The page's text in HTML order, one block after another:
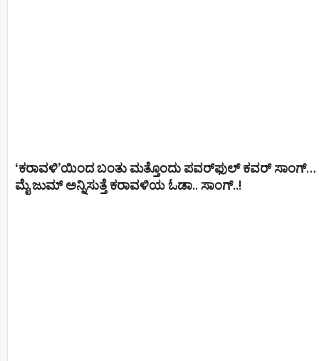
‘ಕರಾವಳಿ’ಯಿಂದ ಬಂತು ಮತ್ತೊಂದು ಪವರ್‌ಫುಲ್ ಕವರ್ ಸಾಂಗ್…
ಮೈ ಜುಮ್ ಅನ್ನಿಸುತ್ತೆ ಕರಾವಳಿಯ ಓಡಾ.. ಸಾಂಗ್‌..!